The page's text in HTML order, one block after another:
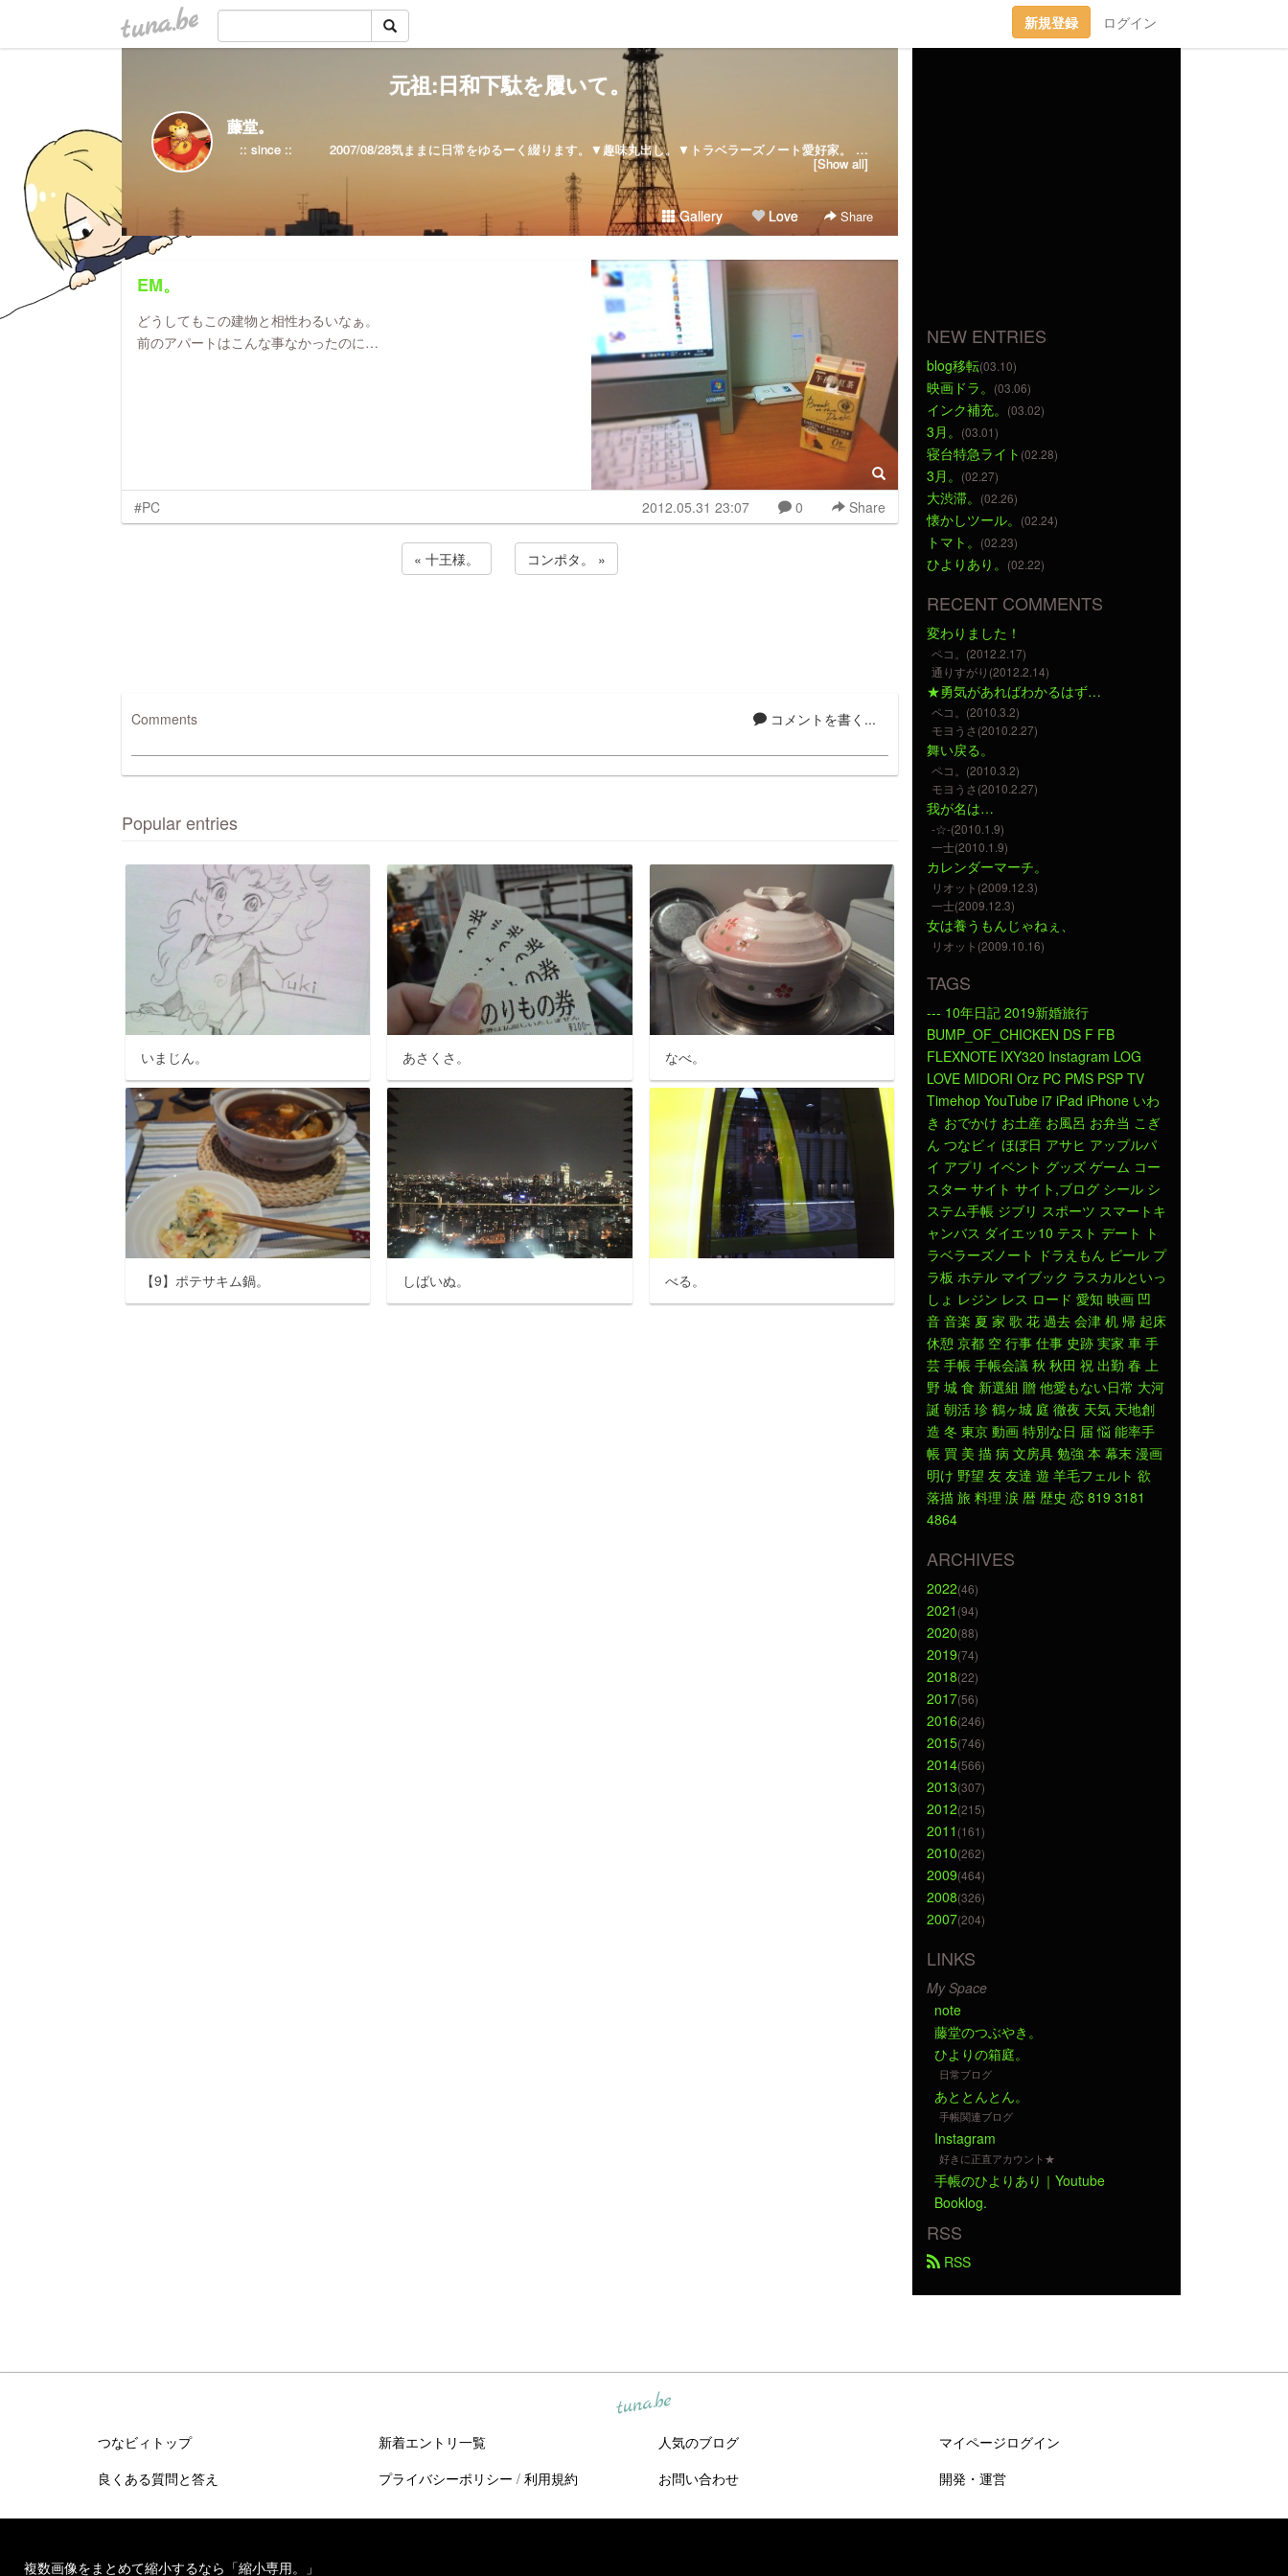
tuna.be 新規登録 ログイン
元祖:日和下駄を履いて。
藤堂。
:: since :: 2007/08/28気ままに日常をゆるーく綴ります。▼趣味丸出し。▼トラベラーズノート愛好家。 →書籍に一部載せていただきました★(奇跡)▼小さいノート活用術▼FLEXNOTEも活用しています。▼他、手帳・文房具大好き。▼2018に都内→田舎に移住。▼プラ板・レジン・手芸などハンドメイドをたまに▼メインはインスタです。
[Show all]
Gallery Love Share
EM。
どうしてもこの建物と相性わるいなぁ。
前のアパートはこんな事なかったのに…
#PC 2012.05.31 23:07 0 Share
« 十王様。 コンポタ。 »
コメントを書く...
Comments
Popular entries
いまじん。 あさくさ。 なべ。
【9】ポテサキム鍋。 しばいぬ。 べる。
NEW ENTRIES
blog移転(03.10)
映画ドラ。 (03.06)
インク補充。 (03.02)
3月。 (03.01)
寝台特急ライト (02.28)
3月。 (02.27)
大渋滞。 (02.26)
懐かしツール。 (02.24)
トマト。 (02.23)
ひよりあり。 (02.22)
RECENT COMMENTS
変わりました！
ペコ。(2012.2.17)
通りすがり(2012.2.14)
★勇気があればわかるはず…
ペコ。(2010.3.2)
モヨうさ(2010.2.27)
舞い戻る。
ペコ。(2010.3.2)
モヨうさ(2010.2.27)
我が名は…
-☆-(2010.1.9)
一士(2010.1.9)
カレンダーマーチ。
リオット(2009.12.3)
一士(2009.12.3)
女は養うもんじゃねぇ、
リオット(2009.10.16)
TAGS
--- 10年日記 2019新婚旅行
BUMP_OF_CHICKEN DS F FB
FLEXNOTE IXY320 Instagram LOG
LOVE MIDORI Orz PC PMS PSP TV
Timehop YouTube i7 iPad iPhone いわ
き おでかけ お土産 お風呂 お弁当 こぎ
ん つなビィ ほぼ日 アサヒ アップルパ
イ アプリ イベント グッズ ゲーム コー
スター サイト サイト,ブログ シール シ
ステム手帳 ジブリ スポーツ スマートキ
ャンバス ダイエッ10 テスト デート ト
ラベラーズノート ドラえもん ビール プ
ラ板 ホテル マイブック ラスカルといっ
しょ レジン レス ロード 愛知 映画 凹
音 音楽 夏 家 歌 花 過去 会津 机 帰 起床
休憩 京都 空 行事 仕事 史跡 実家 車 手
芸 手帳 手帳会議 秋 秋田 祝 出勤 春 上
野 城 食 新選組 贈 他愛もない日常 大河
誕 朝活 珍 鶴ヶ城 庭 徹夜 天気 天地創
造 冬 東京 動画 特別な日 届 悩 能率手
帳 買 美 描 病 文房具 勉強 本 幕末 漫画
明け 野望 友 友達 遊 羊毛フェルト 欲
落描 旅 料理 涙 暦 歴史 恋 819 3181
4864
ARCHIVES
2022(46)
2021 (94)
2020(88)
2019(74)
2018(22)
2017(56)
2016(246)
2015(746)
2014(566)
2013(307)
2012(215)
2011 (161)
2010(262)
2009(464)
2008(326)
2007(204)
LINKS
My Space
note
藤堂のつぶやき。
ひよりの箱庭。
日常ブログ
あととんとん。
手帳関連ブログ
Instagram
好きに正直アカウント★
手帳のひよりあり｜Youtube
Booklog.
RSS
RSS
tuna.be
つなビィトップ 新着エントリ一覧 人気のブログ
マイページログイン
良くある質問と答え
プライバシーポリシー / 利用規約 お問い合わせ 開発・運営
複数画像をまとめて縮小するなら「縮小専用。」